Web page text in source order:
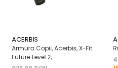
ACERBIS
Armura Copii, Acerbis, X-Fit
Future Level 2,